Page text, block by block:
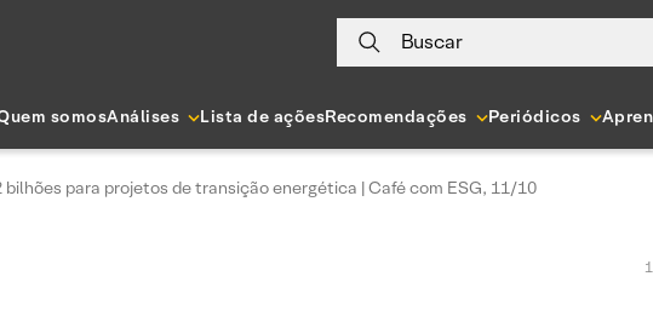
Buscar
somosAnálises Lista de açõesRecomendações Periódicos
bilhões para projetos de transição energética | Café com ESG, 11/10